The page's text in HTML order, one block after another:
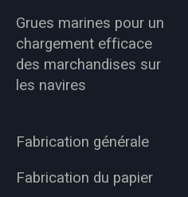
Grues marines pour un
chargement efficace
des marchandises sur
les navires
Fabrication générale
Fabrication du papier